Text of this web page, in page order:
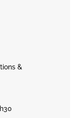
&